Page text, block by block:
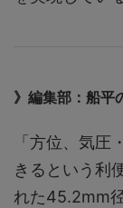
》編集部：船平
「方位、気
きるという利
れた45.2mm